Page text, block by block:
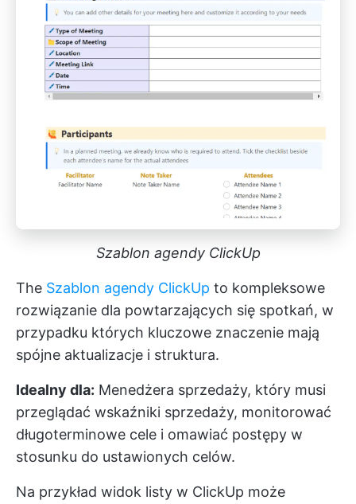
Szablon agendy ClickUp
The Szablon agendy ClickUp to kompleksowe
rozwiązanie dla powtarzających się spotkań, w
przypadku których kluczowe znaczenie mają
spójne aktualizacje i struktura.
Idealny dla: Menedżera sprzedaży, który musi
przeglądać wskaźniki sprzedaży, monitorować
długoterminowe cele i omawiać postępy w
stosunku do ustawionych celów.
Na przykład widok listy w ClickUp może